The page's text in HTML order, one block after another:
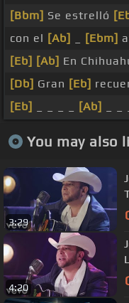
[Bbm] Se estrelló
con el [Ab] [Ebm]
[Eb] [Ab] En
[Db] Gran [Eb]
[Eb]
[Ab]
You may also
3:29
4:20